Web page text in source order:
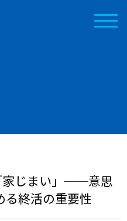
家じまい」──意思
る終活の重要性